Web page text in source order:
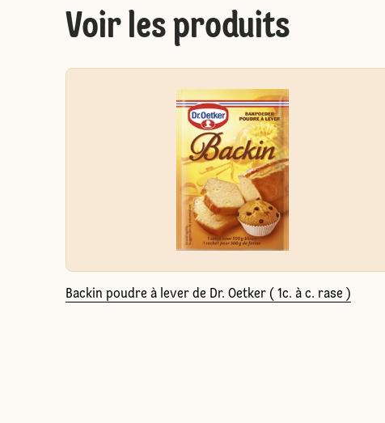
Voir les produits
Backin poudre à lever de Dr. Oetker ( 1c. à c. rase )